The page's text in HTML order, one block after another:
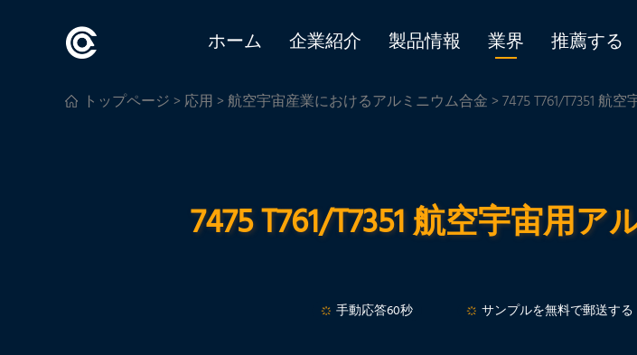
ホーム 企業紹介 製品情報 業界 推薦する
トップページ>応用>航空宇宙産業におけるアルミニウム合金> 7475 T761/T7351 航
7475 T761/T7351 航空宇宙用
手動応答60秒 サンプルを無料で郵送する